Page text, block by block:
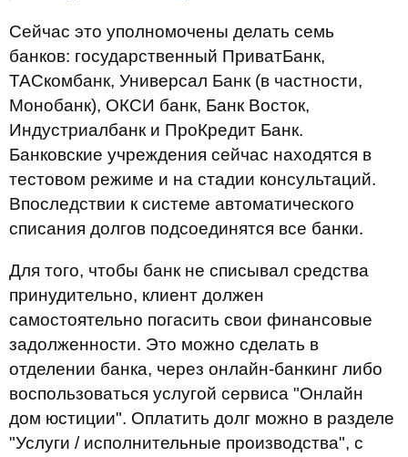
Сейчас это уполномочены делать семь
банков: государственный ПриватБанк,
ТАСкомбанк, Универсал Банк (в частности,
Монобанк), ОКСИ банк, Банк Восток,
Индустриалбанк и ПроКредит Банк.
Банковские учреждения сейчас находятся в
тестовом режиме и на стадии консультаций.
Впоследствии к системе автоматического
списания долгов подсоединятся все банки.
Для того, чтобы банк не списывал средства
принудительно, клиент должен
самостоятельно погасить свои финансовые
задолженности. Это можно сделать в
отделении банка, через онлайн-банкинг либо
воспользоваться услугой сервиса "Онлайн
дом юстиции". Оплатить долг можно в разделе
"Услуги / исполнительные производства", с